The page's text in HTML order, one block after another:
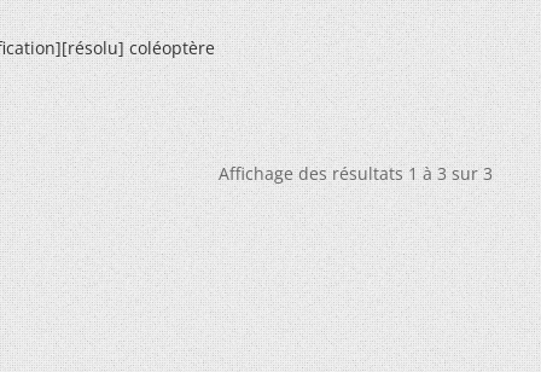
coléoptère
Affichage des résultats 1 à 3 sur 3